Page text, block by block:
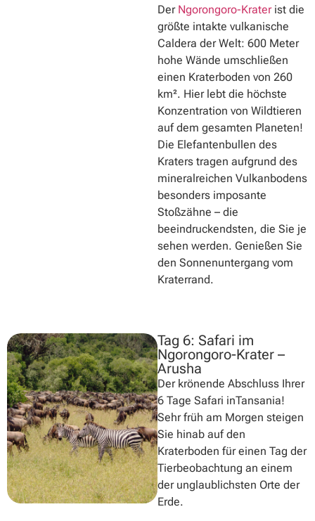
Der Ngorongoro-Kraterist die
größte intakte vulkanische
Caldera der Welt: 600 Meter
hohe Wände umschließen
einen Kraterboden von 260
km². Hier lebt die höchste
Konzentration von Wildtieren
auf dem gesamten Planeten!
Die Elefantenbullen des
Kraters tragen aufgrund des
mineralreichen Vulkanbodens
besonders imposante
Stoßzähne – die
beeindruckendsten, die Sie je
sehen werden. Genießen Sie
den Sonnenuntergang vom
Kraterrand.
Tag 6: Safari im
Ngorongoro-Krater –
Arusha
Der krönende Abschluss Ihrer
6 Tage Safari inTansania!
Sehr früh am Morgen steigen
Sie hinab auf den
Kraterboden für einen Tag der
Tierbeobachtung an einem
der unglaublichsten Orte der
Erde.